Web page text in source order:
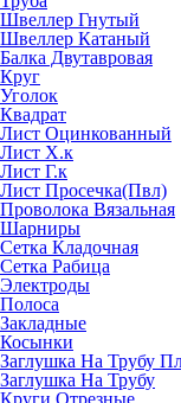
Швеллер Гнутый
Швеллер Катаный
Балка Двутавровая
Круг
Уголок
Квадрат
Лист Оцинкованный
Лист Х.к
Лист Г.к
Лист Просечка(Пвл)
Проволока Вязальная
Шарниры
Сетка Кладочная
Сетка Рабица
Электроды
Полоса
Закладные
Косынки
Заглушка На Трубу
Заглушка На Трубу